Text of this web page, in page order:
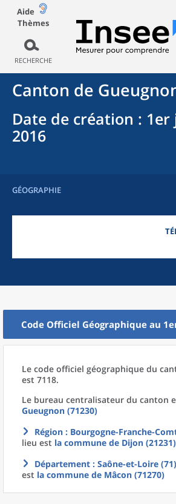
Aide
Thèmes
RECHERCHE
Canton de
Date de création : 1er
2016
GÉOGRAPHIE
Code Officiel Géographique au
Le code officiel géographique du
est 7118.
Le bureau centralisateur du canton
Gueugnon (71230)
Région : Bourgogne-Franche-
lieu est la commune de Dijon (21231)
Département : Saône-et-Loire (71)
est la commune de Mâcon (71270)